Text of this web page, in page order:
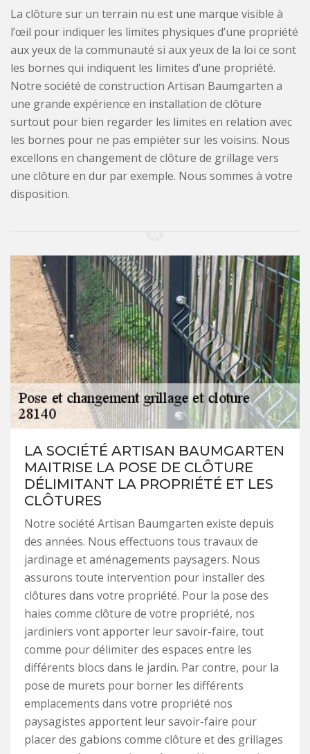
La clôture sur un terrain nu est une marque visible à
l’œil pour indiquer les limites physiques d’une propriété
aux yeux de la communauté si aux yeux de la loi ce sont
les bornes qui indiquent les limites d’une propriété.
Notre société de construction Artisan Baumgarten a
une grande expérience en installation de clôture
surtout pour bien regarder les limites en relation avec
les bornes pour ne pas empiéter sur les voisins. Nous
excellons en changement de clôture de grillage vers
une clôture en dur par exemple. Nous sommes à votre
disposition.
LA SOCIÉTÉ ARTISAN BAUMGARTEN
MAITRISE LA POSE DE CLÔTURE
DÉLIMITANT LA PROPRIÉTÉ ET LES
CLÔTURES
Notre société Artisan Baumgarten existe depuis
des années. Nous effectuons tous travaux de
jardinage et aménagements paysagers. Nous
assurons toute intervention pour installer des
clôtures dans votre propriété. Pour la pose des
haies comme clôture de votre propriété, nos
jardiniers vont apporter leur savoir-faire, tout
comme pour délimiter des espaces entre les
différents blocs dans le jardin. Par contre, pour la
pose de murets pour borner les différents
emplacements dans votre propriété nos
paysagistes apportent leur savoir-faire pour
placer des gabions comme clôture et des grillages